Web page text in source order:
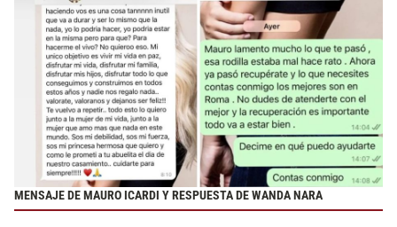
MENSAJE DE MAURO ICARDI Y RESPUESTA DE WANDA NARA